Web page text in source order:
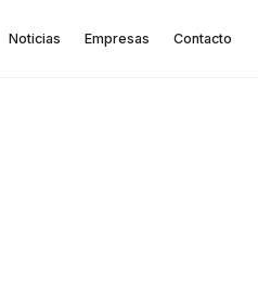
Noticias Empresas Contacto